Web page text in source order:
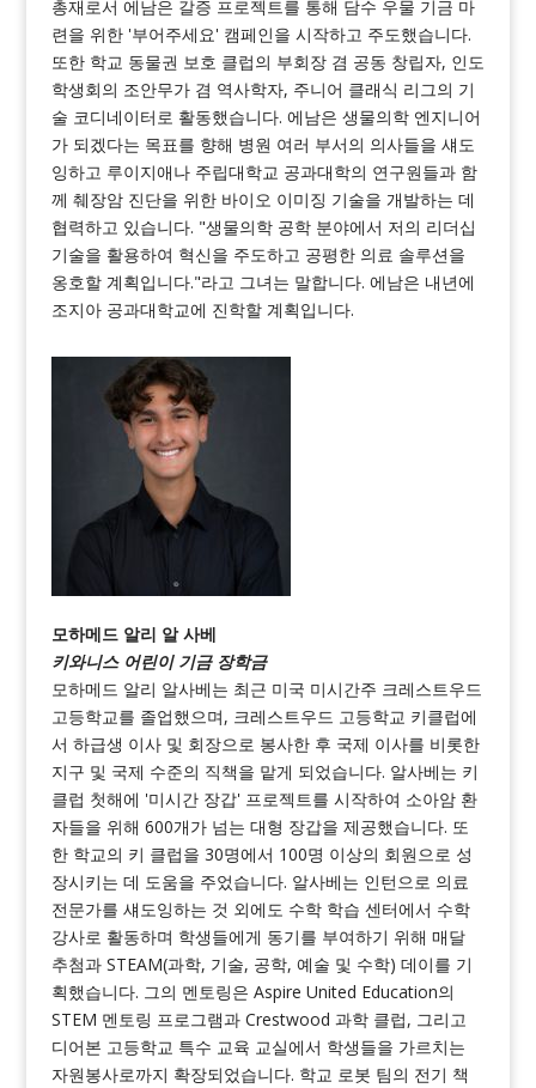
총재로서 에남은 갈증 프로젝트를 통해 담수 우물 기금 마
련을 위한 '부어주세요' 캠페인을 시작하고 주도했습니다.
또한 학교 동물권 보호 클럽의 부회장 겸 공동 창립자, 인도
학생회의 조안무가 겸 역사학자, 주니어 클래식 리그의 기
술 코디네이터로 활동했습니다. 에남은 생물의학 엔지니어
가 되겠다는 목표를 향해 병원 여러 부서의 의사들을 섀도
잉하고 루이지애나 주립대학교 공과대학의 연구원들과 함
께 췌장암 진단을 위한 바이오 이미징 기술을 개발하는 데
협력하고 있습니다. "생물의학 공학 분야에서 저의 리더십
기술을 활용하여 혁신을 주도하고 공평한 의료 솔루션을
옹호할 계획입니다."라고 그녀는 말합니다. 에남은 내년에
조지아 공과대학교에 진학할 계획입니다.
모하메드 알리 알 사베
키와니스 어린이 기금 장학금
모하메드 알리 알사베는 최근 미국 미시간주 크레스트우드
고등학교를 졸업했으며, 크레스트우드 고등학교 키클럽에
서 하급생 이사 및 회장으로 봉사한 후 국제 이사를 비롯한
지구 및 국제 수준의 직책을 맡게 되었습니다. 알사베는 키
클럽 첫해에 '미시간 장갑' 프로젝트를 시작하여 소아암 환
자들을 위해 600개가 넘는 대형 장갑을 제공했습니다. 또
한 학교의 키 클럽을 30명에서 100명 이상의 회원으로 성
장시키는 데 도움을 주었습니다. 알사베는 인턴으로 의료
전문가를 섀도잉하는 것 외에도 수학 학습 센터에서 수학
강사로 활동하며 학생들에게 동기를 부여하기 위해 매달
추첨과 STEAM(과학, 기술, 공학, 예술 및 수학) 데이를 기
획했습니다. 그의 멘토링은 Aspire United Education의
STEM 멘토링 프로그램과 Crestwood 과학 클럽, 그리고
디어본 고등학교 특수 교육 교실에서 학생들을 가르치는
자원봉사로까지 확장되었습니다. 학교 로봇 팀의 전기 책